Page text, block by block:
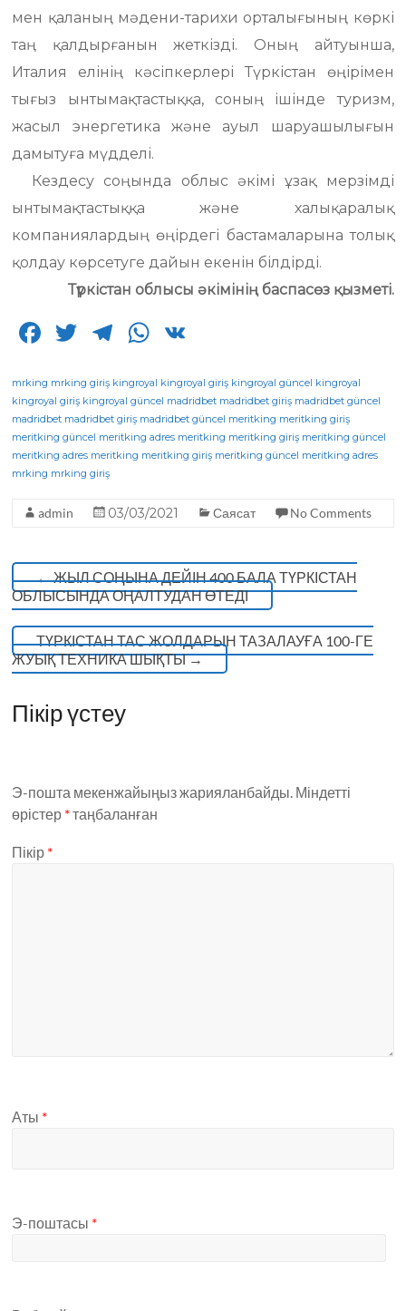
мен қаланың мәдени-тарихи орталығының көркі
таң қалдырғанын жеткізді. Оның айтуынша,
Италия елінің кәсіпкерлері Түркістан өңірімен
тығыз ынтымақтастыққа, соның ішінде туризм,
жасыл энергетика және ауыл шаруашылығын
дамытуға мүдделі.
Кездесу соңында облыс әкімі ұзақ мерзімді
ынтымақтастыққа және халықаралық
компаниялардың өңірдегі бастамаларына толық
қолдау көрсетуге дайын екенін білдірді.
Түркістан облысы әкімінің баспасөз қызметі.
F
c
e
b
o
o
T
it
te
r
T
e
g
ra
W
a
ts
A
p
mrking mrking giriş kingroyal kingroyal giriş kingroyal güncel kingroyal
kingroyal giriş kingroyal güncel madridbet madridbet giriş madridbet güncel
madridbet madridbet giriş madridbet güncel meritking meritking giriş
meritking güncel meritking adres meritking meritking giriş meritking güncel
meritking adres meritking meritking giriş meritking güncel meritking adres
mrking mrking giriş
admin 03/03/2021 Саясат No Comments
←ЖЫЛ СОҢЫНА ДЕЙІН 400 БАЛА ТҮРКІСТАН
ОБЛЫСЫНДА ОҢАЛТУДАН ӨТЕДІ
ТҮРКІСТАН ТАС ЖОЛДАРЫН ТАЗАЛАУҒА 100-ГЕ
ЖУЫҚ ТЕХНИКА ШЫҚТЫ→
Пікір үстеу
Э-пошта мекенжайыңыз жарияланбайды. Міндетті
өрістер *таңбаланған
Пікір *
Аты *
Э-поштасы *